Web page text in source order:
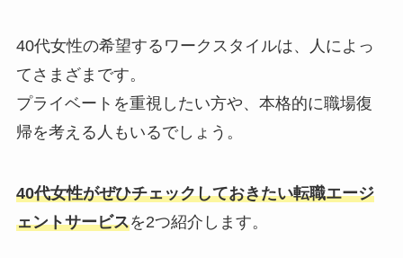
40代女性の希望するワークスタイルは、人によっ
てさまざまです。
プライベートを重視したい方や、本格的に職場復
帰を考える人もいるでしょう。
40代女性がぜひチェックしておきたい転職エージ
ェントサービスを2つ紹介します。